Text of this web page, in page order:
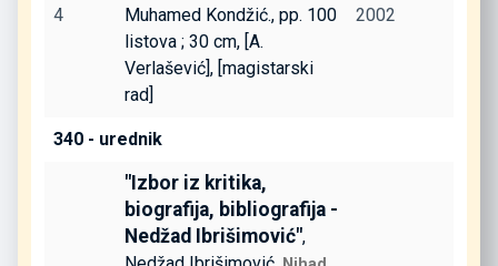
4
Muhamed Kondžić., pp. 100
listova ; 30 cm, [A.
Verlašević], [magistarski
rad]
2002
340 - urednik
"Izbor iz kritika,
biografija, bibliografija -
Nedžad Ibrišimović",